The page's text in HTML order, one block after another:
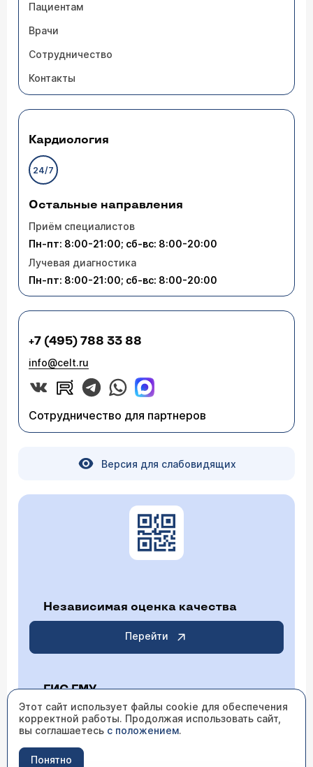
Пациентам
Врачи
Сотрудничество
Контакты
Кардиология
24/7
Остальные направления
Приём специалистов
Пн-пт: 8:00-21:00; сб-вс: 8:00-20:00
Лучевая диагностика
Пн-пт: 8:00-21:00; сб-вс: 8:00-20:00
+7 (495) 788 33 88
info@celt.ru
Сотрудничество для партнеров
Версия для слабовидящих
Независимая оценка качества
Перейти
ГИС ГМУ
Перейти
Этот сайт использует файлы cookie для обеспечения
корректной работы. Продолжая использовать сайт,
вы соглашаетесь с положением.
Понятно